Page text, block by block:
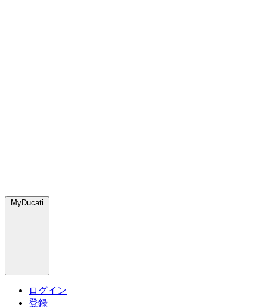
MyDucati
ログイン
登録